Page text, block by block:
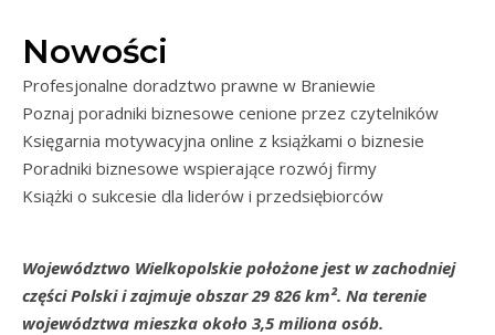
Nowości
Profesjonalne doradztwo prawne w Braniewie
Poznaj poradniki biznesowe cenione przez czytelników
Księgarnia motywacyjna online z książkami o biznesie
Poradniki biznesowe wspierające rozwój firmy
Książki o sukcesie dla liderów i przedsiębiorców
Województwo Wielkopolskie położone jest w zachodniej
części Polski i zajmuje obszar 29 826 km². Na terenie
województwa mieszka około 3,5 miliona osób.